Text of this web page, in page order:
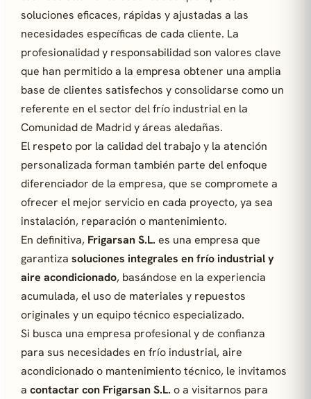
soluciones eficaces, rápidas y ajustadas a las
necesidades específicas de cada cliente. La
profesionalidad y responsabilidad son valores clave
que han permitido a la empresa obtener una amplia
base de clientes satisfechos y consolidarse como un
referente en el sector del frío industrial en la
Comunidad de Madrid y áreas aledañas.
El respeto por la calidad del trabajo y la atención
personalizada forman también parte del enfoque
diferenciador de la empresa, que se compromete a
ofrecer el mejor servicio en cada proyecto, ya sea
instalación, reparación o mantenimiento.
En definitiva, Frigarsan S.L. es una empresa que
garantiza soluciones integrales en frío industrial y
aire acondicionado, basándose en la experiencia
acumulada, el uso de materiales y repuestos
originales y un equipo técnico especializado.
Si busca una empresa profesional y de confianza
para sus necesidades en frío industrial, aire
acondicionado o mantenimiento técnico, le invitamos
a contactar con Frigarsan S.L. o a visitarnos para